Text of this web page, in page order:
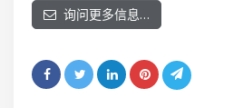
询问更多信息…